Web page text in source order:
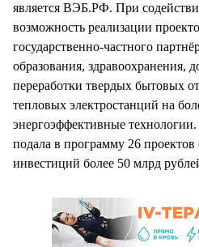
является ВЭБ.РФ. При
возможность реализации
государственно-частного
образования, здравоохранения,
переработки твердых бытовых
тепловых электростанций на
энергоэффективные
подала в программу 26
инвестиций более 50 млрд